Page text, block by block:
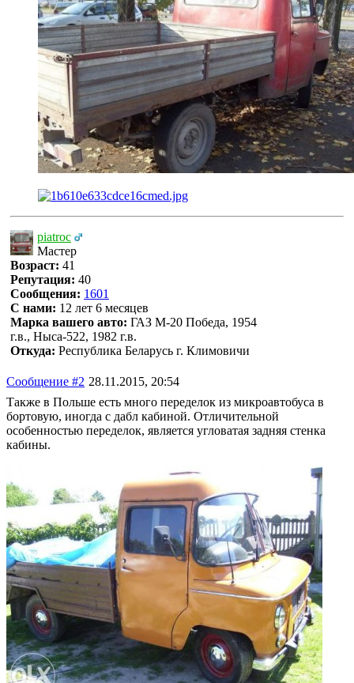
piatroc
Мастер
Возраст: 41
Репутация: 40
Сообщения: 1601
С нами: 12 лет 6 месяцев
Марка вашего авто: ГАЗ М-20 Победа, 1954
г.в., Ныса-522, 1982 г.в.
Откуда: Республика Беларусь г. Климовичи
Сообщение #2 28.11.2015, 20:54
Также в Польше есть много переделок из микроавтобуса в
бортовую, иногда с дабл кабиной. Отличительной
особенностью переделок, является угловатая задняя стенка
кабины.